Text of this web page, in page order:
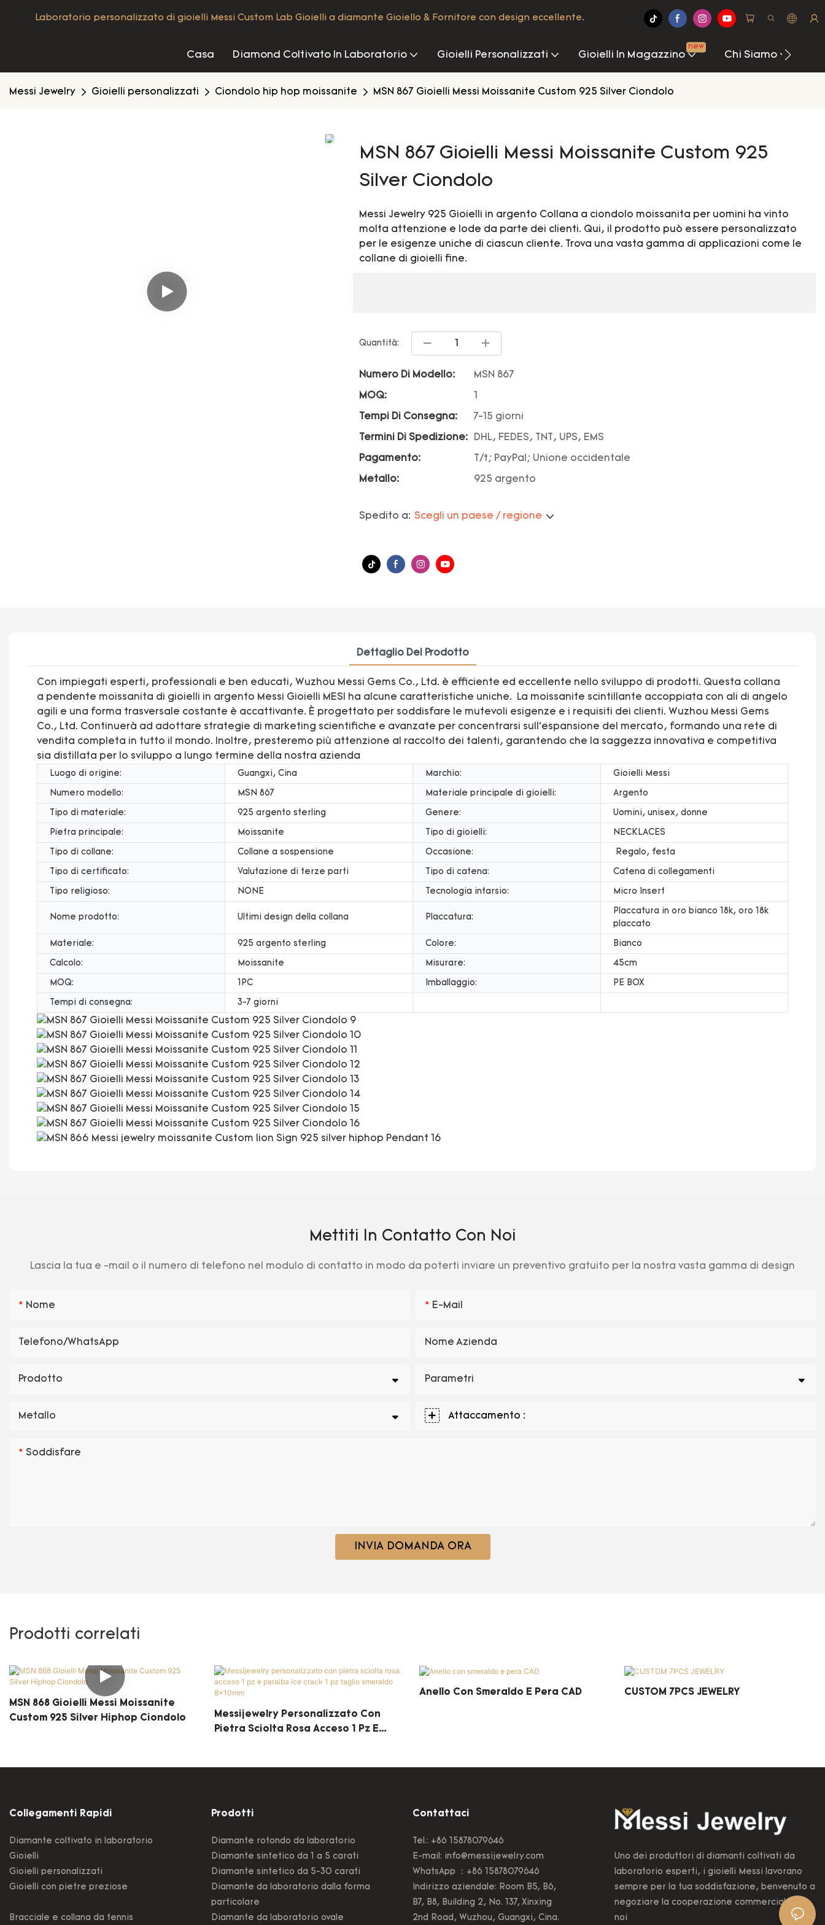
Laboratorio personalizzato di gioielli Messi Custom Lab Gioielli a diamante Gioiello & Fornitore con design eccellente.
Casa Diamond Coltivato In Laboratorio Gioielli Personalizzati Gioielli In Magazzino
new
Chi Siamo
Messi Jewelry Gioielli personalizzati Ciondolo hip hop moissanite MSN 867 Gioielli Messi Moissanite Custom 925 Silver Ciondolo
MSN 867 Gioielli Messi Moissanite Custom 925
Silver Ciondolo
Messi Jewelry 925 Gioielli in argento Collana a ciondolo moissanita per uomini ha vinto
molta attenzione e lode da parte dei clienti. Qui, il prodotto può essere personalizzato
per le esigenze uniche di ciascun cliente. Trova una vasta gamma di applicazioni come le
collane di gioielli fine.
Quantità:
Numero Di Modello: MSN 867
MOQ: 1
Tempi Di Consegna: 7-15 giorni
Termini Di Spedizione: DHL, FEDES, TNT, UPS, EMS
Pagamento: T/t; PayPal; Unione occidentale
Metallo: 925 argento
Spedito a: Scegli un paese / regione
Dettaglio Del Prodotto
Con impiegati esperti, professionali e ben educati, Wuzhou Messi Gems Co., Ltd. è efficiente ed eccellente nello sviluppo di prodotti. Questa collana
a pendente moissanita di gioielli in argento Messi Gioielli MESI ha alcune caratteristiche uniche. La moissanite scintillante accoppiata con ali di angelo
agili e una forma trasversale costante è accattivante. È progettato per soddisfare le mutevoli esigenze e i requisiti dei clienti. Wuzhou Messi Gems
Co., Ltd. Continuerà ad adottare strategie di marketing scientifiche e avanzate per concentrarsi sull'espansione del mercato, formando una rete di
vendita completa in tutto il mondo. Inoltre, presteremo più attenzione al raccolto dei talenti, garantendo che la saggezza innovativa e competitiva
sia distillata per lo sviluppo a lungo termine della nostra azienda
Luogo di origine: Guangxi, Cina Marchio: Gioielli Messi
Numero modello: MSN 867 Materiale principale di gioielli: Argento
Tipo di materiale: 925 argento sterling Genere: Uomini, unisex, donne
Pietra principale: Moissanite Tipo di gioielli: NECKLACES
Tipo di collane: Collane a sospensione Occasione: Regalo, festa
Tipo di certificato: Valutazione di terze parti Tipo di catena: Catena di collegamenti
Tipo religioso: NONE Tecnologia intarsio: Micro Insert
Nome prodotto: Ultimi design della collana Placcatura:
Placcatura in oro bianco 18k, oro 18k
placcato
Materiale: 925 argento sterling Colore: Bianco
Calcolo: Moissanite Misurare: 45cm
MOQ: 1PC Imballaggio: PE BOX
Tempi di consegna: 3-7 giorni
Mettiti In Contatto Con Noi
Lascia la tua e -mail o il numero di telefono nel modulo di contatto in modo da poterti inviare un preventivo gratuito per la nostra vasta gamma di design
Nome E-Mail
Telefono/WhatsApp Nome Azienda
Prodotto Parametri
Metallo Attaccamento :
Soddisfare
INVIA DOMANDA ORA
Prodotti correlati
MSN 868 Gioielli Messi Moissanite
Custom 925 Silver Hiphop Ciondolo
Messijewelry Personalizzato Con
Pietra Sciolta Rosa Acceso 1 Pz E
Anello Con Smeraldo E Pera CAD CUSTOM 7PCS JEWELRY
Collegamenti Rapidi
Diamante coltivato in laboratorio
Gioielli
Gioielli personalizzati
Gioielli con pietre preziose
Bracciale e collana da tennis
Prodotti
Diamante rotondo da laboratorio
Diamante sintetico da 1 a 5 carati
Diamante sintetico da 5-30 carati
Diamante da laboratorio dalla forma
particolare
Diamante da laboratorio ovale
Contattaci
Tel.: +86 15878079646
E-mail: info@messijewelry.com
WhatsApp ：+86 15878079646
Indirizzo aziendale: Room B5, B6,
B7, B8, Building 2, No. 137, Xinxing
2nd Road, Wuzhou, Guangxi, Cina.
Uno dei produttori di diamanti coltivati ​​da
laboratorio esperti, i gioielli Messi lavorano
sempre per la tua soddisfazione, benvenuto a
negoziare la cooperazione commerciale con
noi